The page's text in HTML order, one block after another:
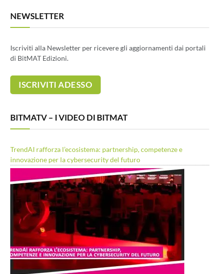
NEWSLETTER
Iscriviti alla Newsletter per ricevere gli aggiornamenti dai portali
di BitMAT Edizioni.
BITMATV – I VIDEO DI BITMAT
TrendAI rafforza l’ecosistema: partnership, competenze e
innovazione per la cybersecurity del futuro